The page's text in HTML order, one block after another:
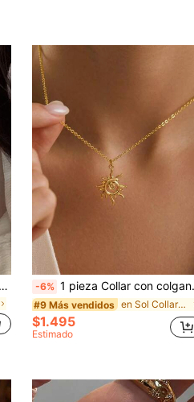
-6% 1 pieza Collar con colgante de sol minimalista de acero inoxidable, collar con colgante en espiral dorado, regalo de joyería para mujeres, vacaciones de verano
#9 Más vendidos en Sol Collares De Mujer
$1.495
Estimado